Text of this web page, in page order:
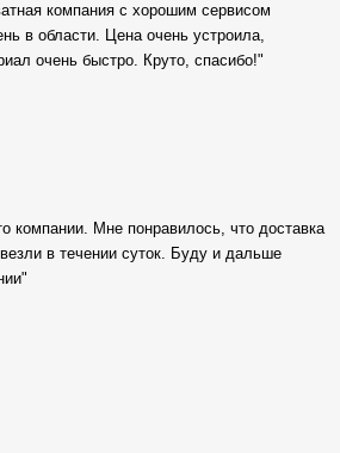
компания с хорошим сервисом
в области. Цена очень устроила,
очень быстро. Круто, спасибо!"
компании. Мне понравилось, что доставка
в течении суток. Буду и дальше